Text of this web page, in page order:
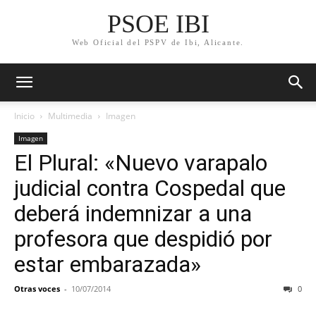
PSOE IBI
Web Oficial del PSPV de Ibi, Alicante.
Inicio Multimedia Imagen
Imagen
El Plural: «Nuevo varapalo
judicial contra Cospedal que
deberá indemnizar a una
profesora que despidió por
estar embarazada»
Otras voces - 10/07/2014 0